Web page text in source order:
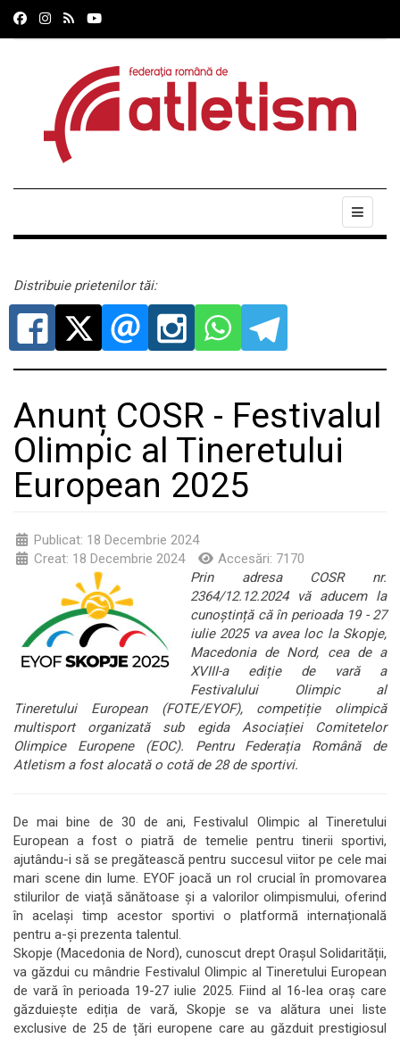
Distribuie prietenilor tăi:
Anunț COSR - Festivalul
Olimpic al Tineretului
European 2025
Publicat: 18 Decembrie 2024
Creat: 18 Decembrie 2024
Accesări: 7170
Prin adresa COSR nr.
2364/12.12.2024 vă aducem la
cunoștință că în perioada 19 - 27
iulie 2025 va avea loc la Skopje,
Macedonia de Nord, cea de a
XVIII-a ediție de vară a
Festivalului Olimpic al
Tineretului European (FOTE/EYOF), competiție olimpică
multisport organizată sub egida Asociației Comitetelor
Olimpice Europene (EOC). Pentru Federația Română de
Atletism a fost alocată o cotă de 28 de sportivi.
De mai bine de 30 de ani, Festivalul Olimpic al Tineretului
European a fost o piatră de temelie pentru tinerii sportivi,
ajutându-i să se pregătească pentru succesul viitor pe cele mai
mari scene din lume. EYOF joacă un rol crucial în promovarea
stilurilor de viață sănătoase și a valorilor olimpismului, oferind
în același timp acestor sportivi o platformă internațională
pentru a-și prezenta talentul.
Skopje (Macedonia de Nord), cunoscut drept Orașul Solidarității,
va găzdui cu mândrie Festivalul Olimpic al Tineretului European
de vară în perioada 19-27 iulie 2025. Fiind al 16-lea oraș care
găzduiește ediția de vară, Skopje se va alătura unei liste
exclusive de 25 de țări europene care au găzduit prestigiosul